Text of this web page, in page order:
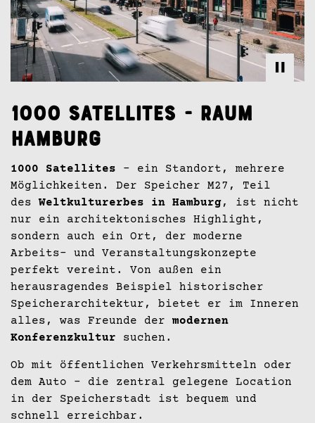
1000 Satellites - Raum
Hamburg
1000 Satellites - ein Standort, mehrere
Möglichkeiten. Der Speicher M27, Teil
des
Weltkulturerbes in Hamburg, ist nicht
nur ein architektonisches Highlight,
sondern auch ein Ort, der moderne
Arbeits- und Veranstaltungskonzepte
perfekt vereint. Von außen ein
herausragendes Beispiel historischer
Speicherarchitektur, bietet er im Inneren
alles, was Freunde der
modernen
Konferenzkultur suchen.
Ob mit öffentlichen Verkehrsmitteln oder
dem Auto – die zentral gelegene Location
in der Speicherstadt ist bequem und
schnell erreichbar.